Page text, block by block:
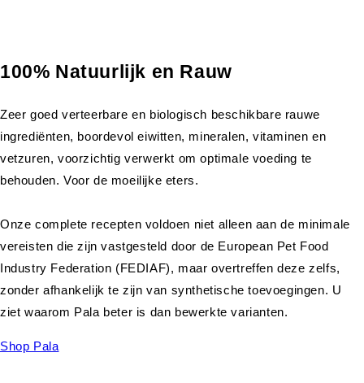
100% Natuurlijk en Rauw
Zeer goed verteerbare en biologisch beschikbare rauwe
ingrediënten, boordevol eiwitten, mineralen, vitaminen en
vetzuren, voorzichtig verwerkt om optimale voeding te
behouden. Voor de moeilijke eters.
Onze complete recepten voldoen niet alleen aan de minimale
vereisten die zijn vastgesteld door de European Pet Food
Industry Federation (FEDIAF), maar overtreffen deze zelfs,
zonder afhankelijk te zijn van synthetische toevoegingen. U
ziet waarom Pala beter is dan bewerkte varianten.
Shop Pala